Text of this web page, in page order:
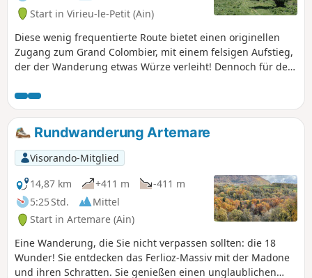
Start in Virieu-le-Petit (Ain)
Diese wenig frequentierte Route bietet einen originellen
Zugang zum Grand Colombier, mit einem felsigen Aufstieg,
der der Wanderung etwas Würze verleiht! Dennoch für den
Chanduraz, das den Lac du Bourget überragt, ist wirklich
sehenswert ... Nicht zu vergessen die Aussicht von den
Granges du Colombier.
Rundwanderung Artemare
Visorando-Mitglied
14,87 km
+411 m
-411 m
5:25 Std.
Mittel
Start in Artemare (Ain)
Eine Wanderung, die Sie nicht verpassen sollten: die 18
Wunder! Sie entdecken das Ferlioz-Massiv mit der Madone
und ihren Schratten. Sie genießen einen unglaublichen